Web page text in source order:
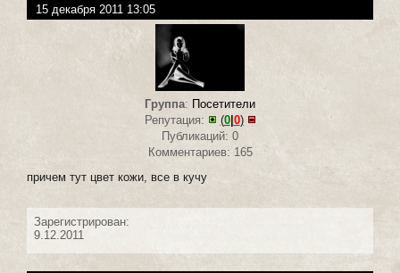
15 декабря 2011 13:05
Группа: Посетители
Репутация:
(0| 0)
Публикаций: 0
Комментариев: 165
причем тут цвет кожи, все в кучу
Зарегистрирован:
9.12.2011